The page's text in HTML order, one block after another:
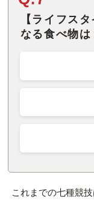
【ライフス
なる食べ物は
これまでの七種競